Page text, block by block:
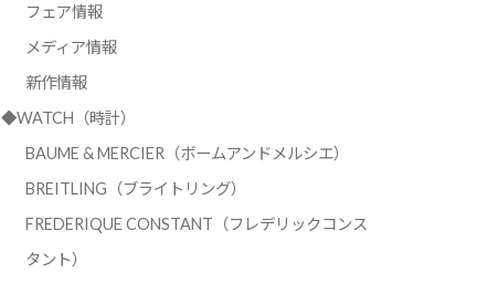
フェア情報
メディア情報
新作情報
◆WATCH（時計）
BAUME & MERCIER（ボームアンドメルシエ）
BREITLING（ブライトリング）
FREDERIQUE CONSTANT（フレデリックコンス
タント）